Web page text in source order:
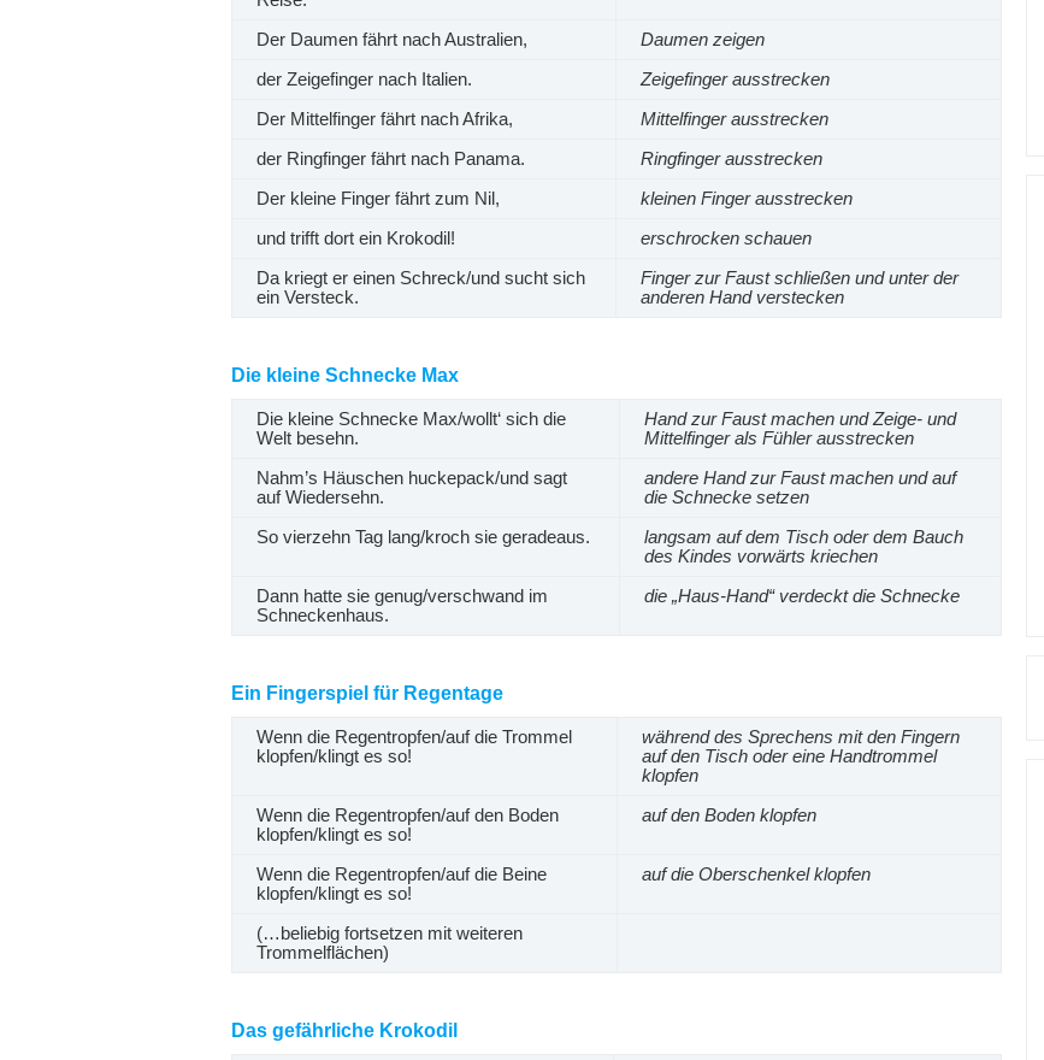
Der Daumen fährt nach Australien, Daumen zeigen
der Zeigefinger nach Italien. Zeigefinger ausstrecken
Der Mittelfinger fährt nach Afrika, Mittelfinger ausstrecken
der Ringfinger fährt nach Panama. Ringfinger ausstrecken
Der kleine Finger fährt zum Nil, kleinen Finger ausstrecken
und trifft dort ein Krokodil! erschrocken schauen
Da kriegt er einen Schreck/und sucht sich
ein Versteck.
Finger zur Faust schließen und unter der
anderen Hand verstecken
Die kleine Schnecke Max
Die kleine Schnecke Max/wollt‘ sich die
Welt besehn.
Hand zur Faust machen und Zeige- und
Mittelfinger als Fühler ausstrecken
Nahm’s Häuschen huckepack/und sagt
auf Wiedersehn.
andere Hand zur Faust machen und auf
die Schnecke setzen
So vierzehn Tag lang/kroch sie geradeaus.
langsam auf dem Tisch oder dem Bauch
des Kindes vorwärts kriechen
Dann hatte sie genug/verschwand im
Schneckenhaus.
die „Haus-Hand“ verdeckt die Schnecke
Ein Fingerspiel für Regentage
Wenn die Regentropfen/auf die Trommel
klopfen/klingt es so!
während des Sprechens mit den Fingern
auf den Tisch oder eine Handtrommel
klopfen
Wenn die Regentropfen/auf den Boden
klopfen/klingt es so!
auf den Boden klopfen
Wenn die Regentropfen/auf die Beine
klopfen/klingt es so!
auf die Oberschenkel klopfen
(…beliebig fortsetzen mit weiteren
Trommelflächen)
Das gefährliche Krokodil